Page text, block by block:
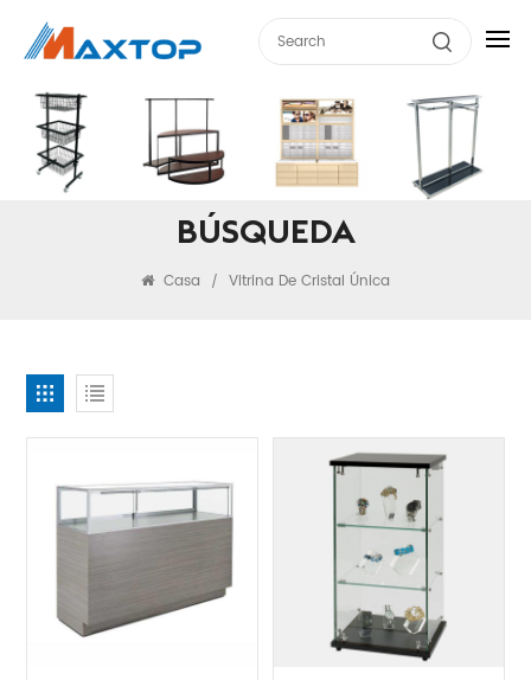
BÚSQUEDA
Casa / Vitrina De Cristal Única